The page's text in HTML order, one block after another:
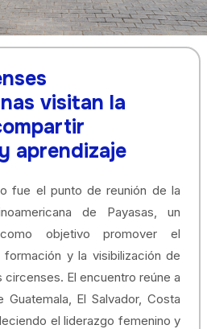
visitan la
aprendizaje
fue el punto de reunión de la
de Payasas, un
objetivo promover el
formación y la visibilización de
circenses. El encuentro reúne a
El Salvador, Costa
el liderazgo femenino y